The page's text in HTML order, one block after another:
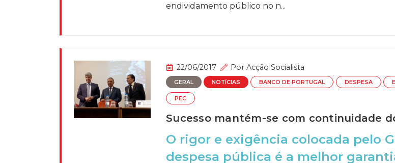
endividamento público no n...
22/06/2017 Por Acção Socialista
GERAL NOTÍCIAS BANCO DE PORTUGAL DESPESA
PEC
Sucesso mantém-se com continuidade
O rigor e exigência colocada pelo
despesa pública é a melhor